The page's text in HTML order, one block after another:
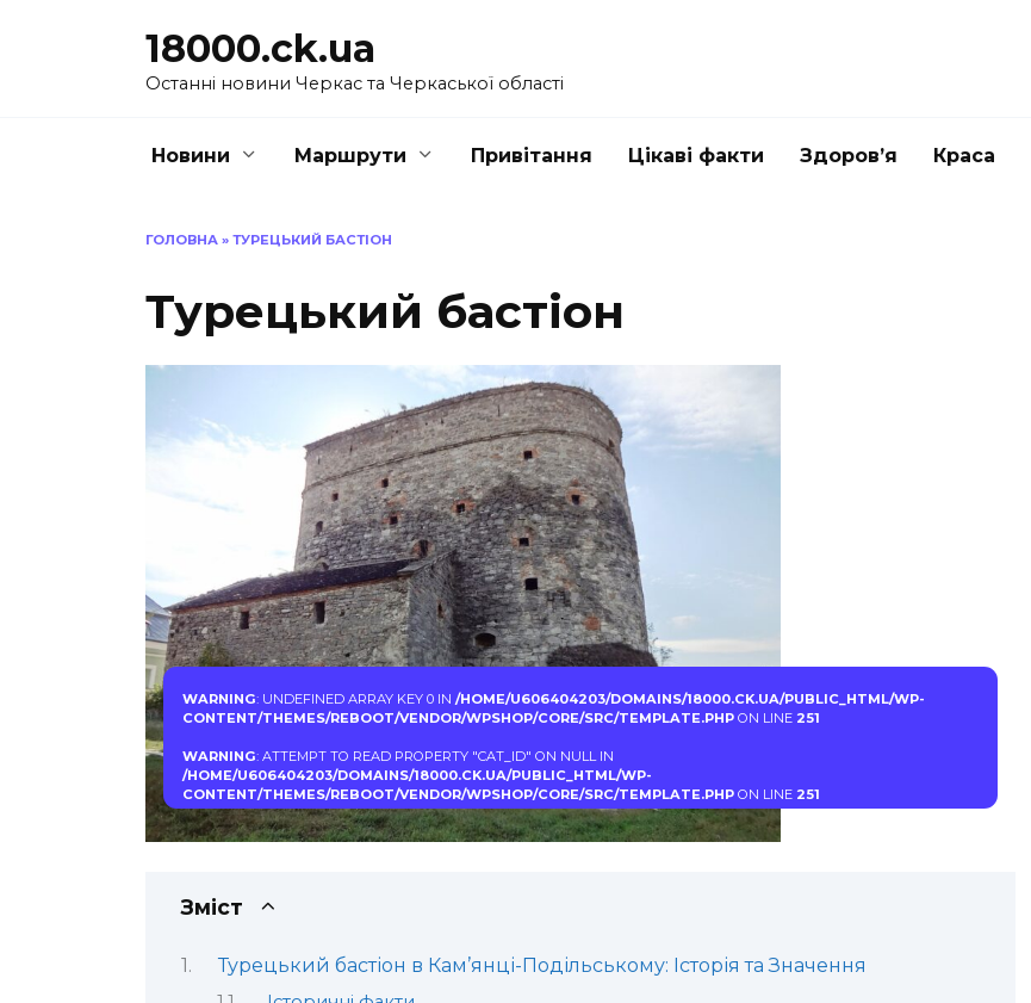
18000.ck.ua
Останні новини Черкас та Черкаської області
Новини Маршрути Привітання Цікаві факти Здоров’я Краса
ГОЛОВНА » ТУРЕЦЬКИЙ БАСТІОН
Турецький бастіон
WARNING: UNDEFINED ARRAY KEY 0 IN /HOME/U606404203/DOMAINS/18000.CK.UA/PUBLIC_HTML/WP-
CONTENT/THEMES/REBOOT/VENDOR/WPSHOP/CORE/SRC/TEMPLATE.PHPON LINE 251
WARNING: ATTEMPT TO READ PROPERTY "CAT_ID" ON NULL IN
/HOME/U606404203/DOMAINS/18000.CK.UA/PUBLIC_HTML/WP-
CONTENT/THEMES/REBOOT/VENDOR/WPSHOP/CORE/SRC/TEMPLATE.PHPON LINE 251
Зміст
Турецький бастіон в Кам’янці-Подільському: Історія та Значення